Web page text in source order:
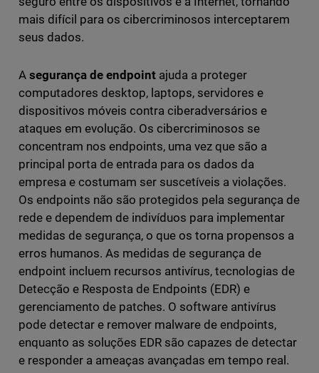
mais difícil para os cibercriminosos interceptarem
seus dados.
A segurança de endpointajuda a proteger
computadores desktop, laptops, servidores e
dispositivos móveis contra ciberadversários e
ataques em evolução. Os cibercriminosos se
concentram nos endpoints, uma vez que são a
principal porta de entrada para os dados da
empresa e costumam ser suscetíveis a violações.
Os endpoints não são protegidos pela segurança de
rede e dependem de indivíduos para implementar
medidas de segurança, o que os torna propensos a
erros humanos. As medidas de segurança de
endpoint incluem recursos antivírus, tecnologias de
Detecção e Resposta de Endpoints (EDR) e
gerenciamento de patches. O software antivírus
pode detectar e remover malware de endpoints,
enquanto as soluções EDR são capazes de detectar
e responder a ameaças avançadas em tempo real.